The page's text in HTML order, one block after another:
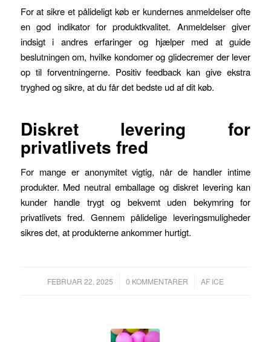
For at sikre et pålideligt køb er kundernes anmeldelser ofte
en god indikator for produktkvalitet. Anmeldelser giver
indsigt i andres erfaringer og hjælper med at guide
beslutningen om, hvilke kondomer og glidecremer der lever
op til forventningerne. Positiv feedback kan give ekstra
tryghed og sikre, at du får det bedste ud af dit køb.
Diskret levering for
privatlivets fred
For mange er anonymitet vigtig, når de handler intime
produkter. Med neutral emballage og diskret levering kan
kunder handle trygt og bekvemt uden bekymring for
privatlivets fred. Gennem pålidelige leveringsmuligheder
sikres det, at produkterne ankommer hurtigt.
FEBRUAR 22, 2025
/ 0 KOMMENTARER
/ AF ICE